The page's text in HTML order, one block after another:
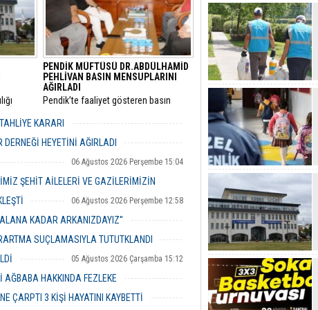
üçüncü
PENDİK MÜFTÜSÜ DR.ABDÜLHAMİD
PEHLİVAN BASIN MENSUPLARINI
AĞIRLADI
​Pendik’te faaliyet gösteren basın
görevine başlayan Dr. Abdulhamid
yeni görevi için tebriklerini iletti.
KARARI
06 Ağustos 2026 Perşembe 18:26
HEYETİNİ AĞIRLADI
06 Ağustos 2026 Perşembe 17:56
06 Ağustos 2026 Perşembe 15:04
ŞEHİT AİLELERİ VE GAZİLERİMİZİN
06 Ağustos 2026 Perşembe 12:58
KADAR ARKANIZDAYIZ''
06 Ağustos 2026 Perşembe 12:51
SUÇLAMASIYLA TUTUTKLANDI
06 Ağustos 2026 Perşembe 11:26
05 Ağustos 2026 Çarşamba 15:12
AĞBABA HAKKINDA FEZLEKE
05 Ağustos 2026 Çarşamba 10:19
ÇARPTI 3 KİŞİ HAYATINI KAYBETTİ